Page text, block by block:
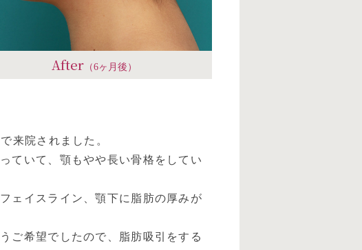
After（6ヶ月後）
来院されました。
ていて、顎もやや長い骨格をしてい
ェイスライン、顎下に脂肪の厚みが
ご希望でしたので、脂肪吸引をする